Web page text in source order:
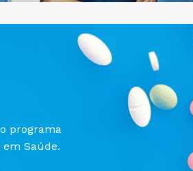
programa
Saúde.